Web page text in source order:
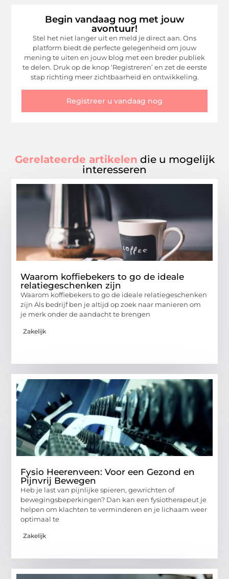
Begin vandaag nog met jouw
avontuur!
Stel het niet langer uit en meld je direct aan. Ons
platform biedt de perfecte gelegenheid om jouw
mening te uiten en jouw blog met een breder publiek
te delen. Druk op de knop ‘Registreren’ en zet de eerste
stap richting meer zichtbaarheid en ontwikkeling.
Registreer u vandaag nog
Gerelateerde artikelen die u mogelijk
interesseren
Waarom koffiebekers to go de ideale
relatiegeschenken zijn
Waarom koffiebekers to go de ideale relatiegeschenken
zijn Als bedrijf ben je altijd op zoek naar manieren om
je merk onder de aandacht te brengen
Zakelijk
Fysio Heerenveen: Voor een Gezond en
Pijnvrij Bewegen
Heb je last van pijnlijke spieren, gewrichten of
bewegingsbeperkingen? Dan kan een fysiotherapeut je
helpen om klachten te verminderen en je lichaam weer
optimaal te
Zakelijk